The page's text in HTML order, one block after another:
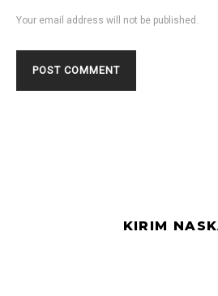
Your email address will not be published.
KIRIM